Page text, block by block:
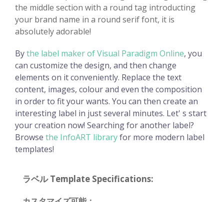
the middle section with a round tag introducting
your brand name in a round serif font, it is
absolutely adorable!
Bythe label maker of Visual Paradigm Online, you
can customize the design, and then change
elements on it conveniently. Replace the text
content, images, colour and even the composition
in order to fit your wants. You can then create an
interesting label in just several minutes. Let' s start
your creation now! Searching for another label?
Browse the InfoART libraryfor more modern label
templates!
ラベル Template Specifications: